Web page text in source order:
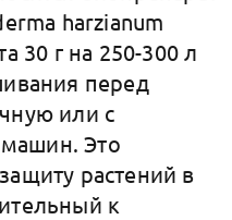
harzianum
30 г на 250-300 л
перед
или с
Это
растений в
к